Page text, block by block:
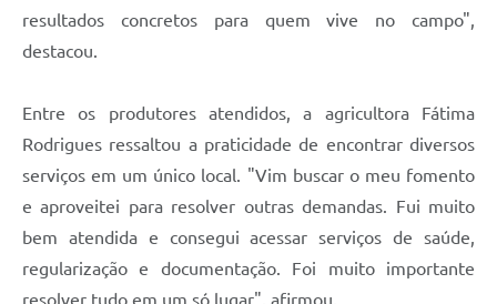
resultados concretos para quem vive no campo",
destacou.
Entre os produtores atendidos, a agricultora Fátima
Rodrigues ressaltou a praticidade de encontrar diversos
serviços em um único local. "Vim buscar o meu fomento
e aproveitei para resolver outras demandas. Fui muito
bem atendida e consegui acessar serviços de saúde,
regularização e documentação. Foi muito importante
resolver tudo em um só lugar", afirmou.